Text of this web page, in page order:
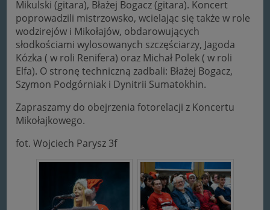
Mikulski (gitara), Błażej Bogacz (gitara). Koncert
poprowadzili mistrzowsko, wcielając się także w role
wodzirejów i Mikołajów, obdarowujących
słodkościami wylosowanych szczęściarzy, Jagoda
Kózka ( w roli Renifera) oraz Michał Polek ( w roli
Elfa). O stronę techniczną zadbali: Błażej Bogacz,
Szymon Podgórniak i Dynitrii Sumatokhin.
Zapraszamy do obejrzenia fotorelacji z Koncertu
Mikołajkowego.
fot. Wojciech Parysz 3f